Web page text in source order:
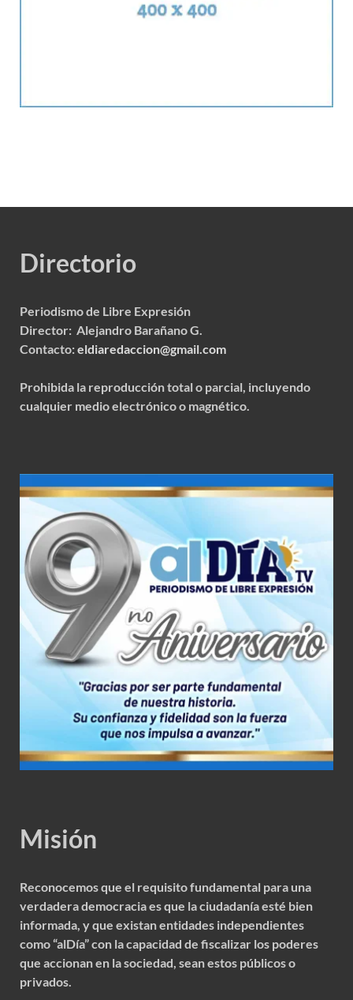
Directorio
Periodismo de Libre Expresión
Director: Alejandro Barañano G.
Contacto:eldiaredaccion@gmail.com
Prohibida la reproducción total o parcial, incluyendo
cualquier medio electrónico o magnético.
Misión
Reconocemos que el requisito fundamental para una
verdadera democracia es que la ciudadanía esté bien
informada, y que existan entidades independientes
como “alDía” con la capacidad de fiscalizar los poderes
que accionan en la sociedad, sean estos públicos o
privados.